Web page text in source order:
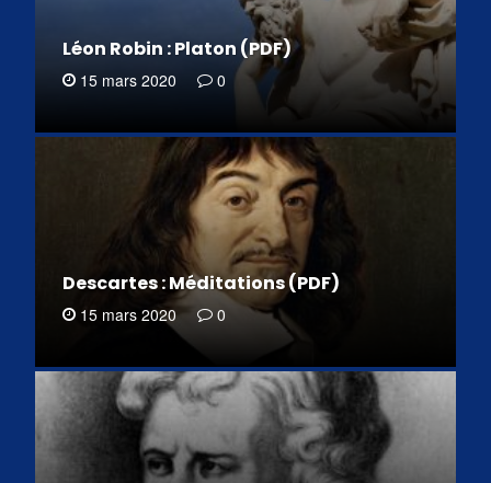
Léon Robin : Platon (PDF)
15 mars 2020 0
Descartes : Méditations (PDF)
15 mars 2020 0